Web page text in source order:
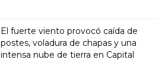
El fuerte viento provocó caída de
postes, voladura de chapas y una
intensa nube de tierra en Capital